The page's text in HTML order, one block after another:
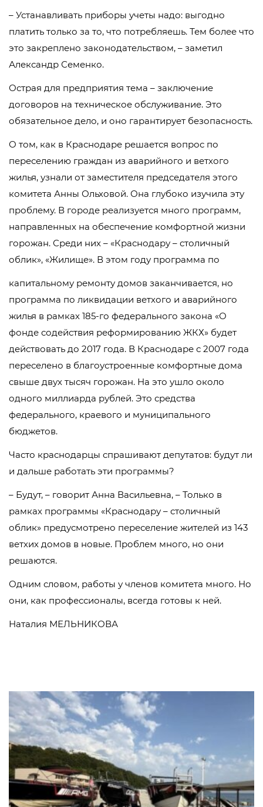
– Устанавливать приборы учеты надо: выгодно
платить только за то, что потребляешь. Тем более что
это закреплено законодательством, – заметил
Александр Семенко.
Острая для предприятия тема – заключение
договоров на техническое обслуживание. Это
обязательное дело, и оно гарантирует безопасность.
О том, как в Краснодаре решается вопрос по
переселению граждан из аварийного и ветхого
жилья, узнали от заместителя председателя этого
комитета Анны Ольховой. Она глубоко изучила эту
проблему. В городе реализуется много программ,
направленных на обеспечение комфортной жизни
горожан. Среди них – «Краснодару – столичный
облик», «Жилище». В этом году программа по
капитальному ремонту домов заканчивается, но
программа по ликвидации ветхого и аварийного
жилья в рамках 185-го федерального закона «О
фонде содействия реформированию ЖКХ» будет
действовать до 2017 года. В Краснодаре с 2007 года
переселено в благоустроенные комфортные дома
свыше двух тысяч горожан. На это ушло около
одного миллиарда рублей. Это средства
федерального, краевого и муниципального
бюджетов.
Часто краснодарцы спрашивают депутатов: будут ли
и дальше работать эти программы?
– Будут, – говорит Анна Васильевна, – Только в
рамках программы «Краснодару – столичный
облик» предусмотрено переселение жителей из 143
ветхих домов в новые. Проблем много, но они
решаются.
Одним словом, работы у членов комитета много. Но
они, как профессионалы, всегда готовы к ней.
Наталия МЕЛЬНИКОВА